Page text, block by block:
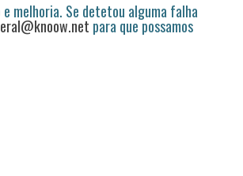
melhoria. Se detetou alguma falha
para que possamos